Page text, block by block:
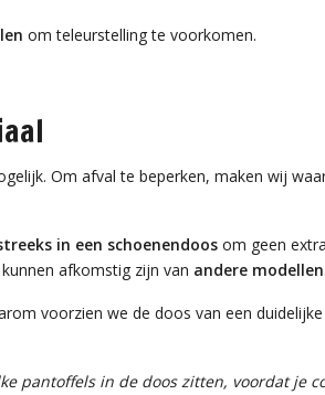
om teleurstelling te voorkomen.
Om afval te beperken, maken wij
in een schoenendoos om geen
afkomstig zijn van andere modellen
voorzien we de doos van een
pantoffels in de doos zitten, voordat je